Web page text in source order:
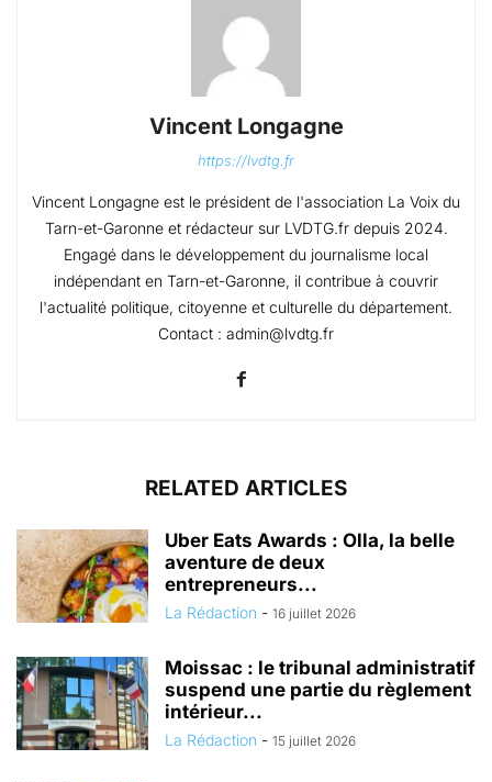
Vincent Longagne
https://lvdtg.fr
Vincent Longagne est le président de l'association La Voix du
Tarn-et-Garonne et rédacteur sur LVDTG.fr depuis 2024.
Engagé dans le développement du journalisme local
indépendant en Tarn-et-Garonne, il contribue à couvrir
l'actualité politique, citoyenne et culturelle du département.
Contact : admin@lvdtg.fr
RELATED ARTICLES
Uber Eats Awards : Olla, la belle
aventure de deux
entrepreneurs...
La Rédaction - 16 juillet 2026
Moissac : le tribunal administratif
suspend une partie du règlement
intérieur...
La Rédaction - 15 juillet 2026